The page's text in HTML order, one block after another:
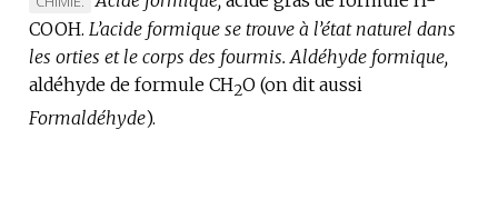
DE
DOMAINE
:
COOH. L’acide formique se trouve à l’état naturel dans
les orties et le corps des fourmis. Aldéhyde formique,
aldéhyde de formule CH2O (on dit aussi
Formaldéhyde).